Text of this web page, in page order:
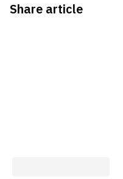
Share article